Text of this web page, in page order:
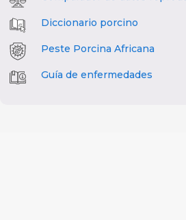
Diccionario porcino
Peste Porcina Africana
Guía de enfermedades